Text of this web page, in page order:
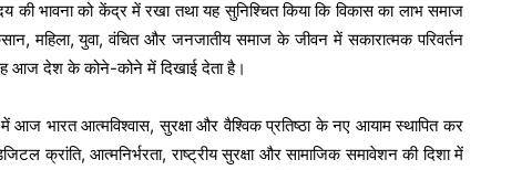
भावना को केंद्र में रखा तथा यह सुनिश्चित किया कि विकास का लाभ समाज
महिला, युवा, वंचित और जनजातीय समाज के जीवन में सकारात्मक परिवर्तन
आज देश के कोने-कोने में दिखाई देता है।
आज भारत आत्मविश्वास, सुरक्षा और वैश्विक प्रतिष्ठा के नए आयाम स्थापित कर
क्रांति, आत्मनिर्भरता, राष्ट्रीय सुरक्षा और सामाजिक समावेशन की दिशा में